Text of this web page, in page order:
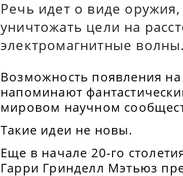
Речь идет о виде
уничтожать цели на
электромагнитные волны.
Возможность появления
напоминают
мировом научном
Такие идеи не новы.
Еще в начале 20-го
Гарри Гринделл Мэтьюз